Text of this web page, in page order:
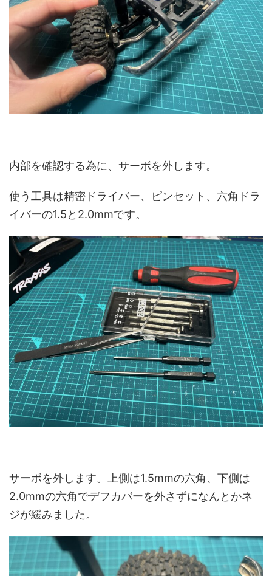
内部を確認する為に、サーボを外します。
使う工具は精密ドライバー、ピンセット、六角ドラ
イバーの1.5と2.0mmです。
サーボを外します。上側は1.5mmの六角、下側は
2.0mmの六角でデフカバーを外さずになんとかネ
ジが緩みました。